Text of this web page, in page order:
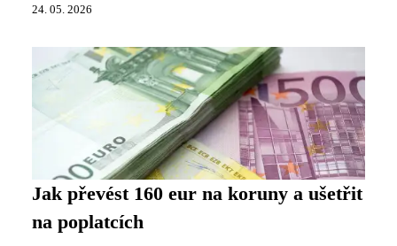
24. 05. 2026
Jak převést 160 eur na koruny a ušetřit
na poplatcích